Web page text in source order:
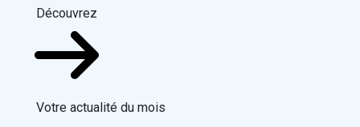
Découvrez
Votre actualité du mois